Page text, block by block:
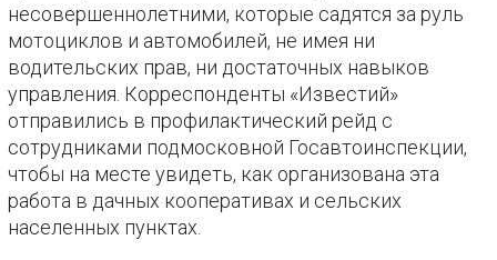
несовершеннолетними, которые садятся за руль
мотоциклов и автомобилей, не имея ни
водительских прав, ни достаточных навыков
управления. Корреспонденты «Известий»
отправились в профилактический рейд с
сотрудниками подмосковной Госавтоинспекции,
чтобы на месте увидеть, как организована эта
работа в дачных кооперативах и сельских
населенных пунктах.